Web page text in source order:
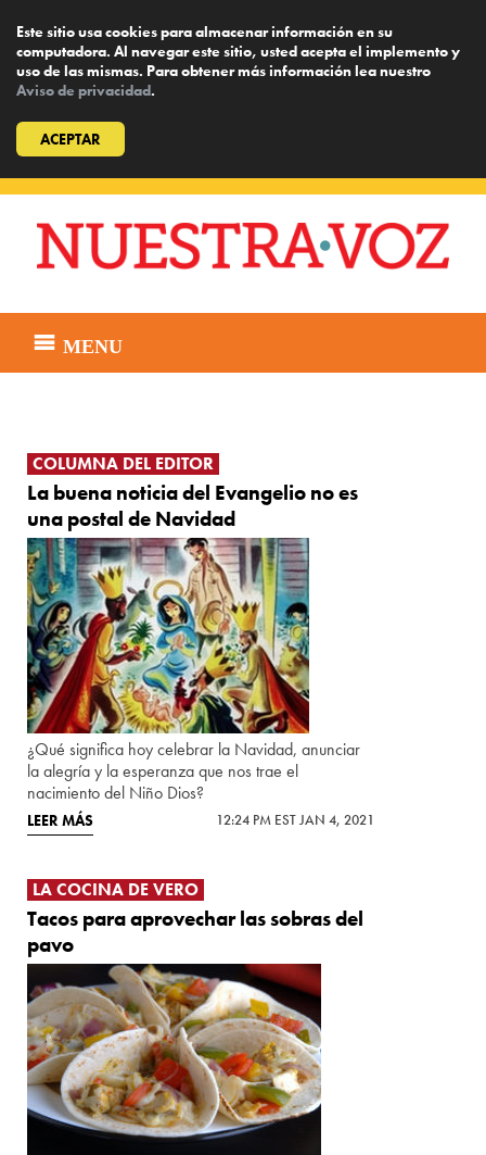
Este sitio usa cookies para almacenar información en su
computadora. Al navegar este sitio, usted acepta el implemento y
uso de las mismas. Para obtener más información lea nuestro
Aviso de privacidad.
ACEPTAR
content
MENU
COLUMNA DEL EDITOR
La buena noticia del Evangelio no es
una postal de Navidad
¿Qué significa hoy celebrar la Navidad, anunciar
la alegría y la esperanza que nos trae el
nacimiento del Niño Dios?
LEER MÁS 12:24 PM EST JAN 4, 2021
LA COCINA DE VERO
Tacos para aprovechar las sobras del
pavo